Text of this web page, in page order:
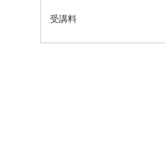
受講料